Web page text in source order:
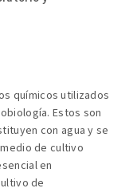
químicos utilizados
Estos son
con agua y se
de cultivo
en
de